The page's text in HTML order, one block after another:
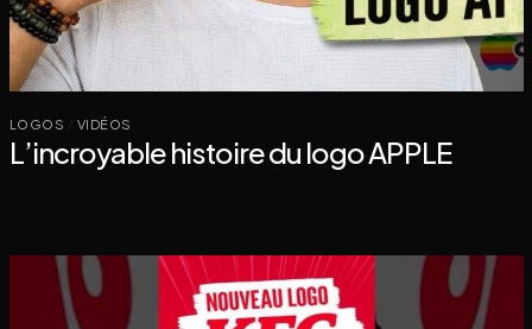
LOGOS / VIDÉOS
L’incroyable histoire du logo APPLE